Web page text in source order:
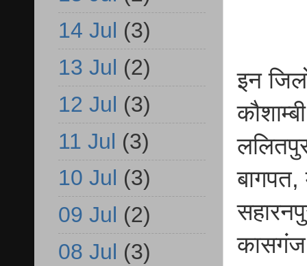
इन
बागपत,
कासगंज
14 Jul (3)
13 Jul (2)
12 Jul (3)
11 Jul (3)
10 Jul (3)
09 Jul (2)
08 Jul (3)